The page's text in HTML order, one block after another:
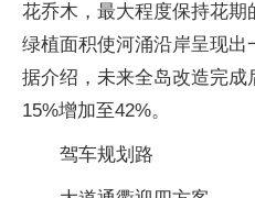
花乔木，最大程度保持花期
绿植面积使河涌沿岸呈现出
据介绍，未来全岛改造完
15%增加至42%。
驾车规划路